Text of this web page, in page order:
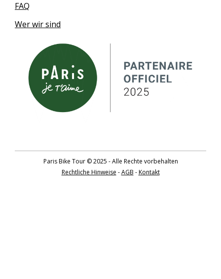
FAQ
Wer wir sind
Paris Bike Tour © 2025 - Alle Rechte vorbehalten
Rechtliche Hinweise -AGB -Kontakt